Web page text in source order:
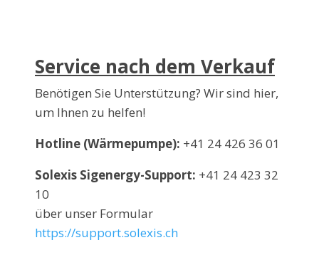
Service nach dem Verkauf
Benötigen Sie Unterstützung? Wir sind hier,
um Ihnen zu helfen!
Hotline (Wärmepumpe): +41 24 426 36 01
Solexis Sigenergy-Support: +41 24 423 32
10
über unser Formular
https://support.solexis.ch